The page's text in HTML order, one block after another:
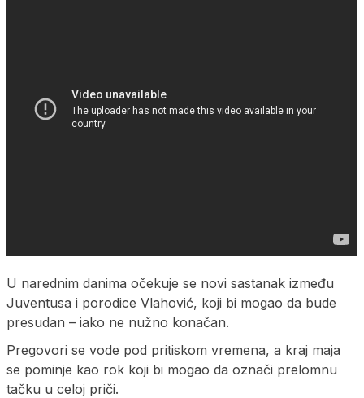
U narednim danima očekuje se novi sastanak između
Juventusa i porodice Vlahović, koji bi mogao da bude
presudan – iako ne nužno konačan.
Pregovori se vode pod pritiskom vremena, a kraj maja
se pominje kao rok koji bi mogao da označi prelomnu
tačku u celoj priči.